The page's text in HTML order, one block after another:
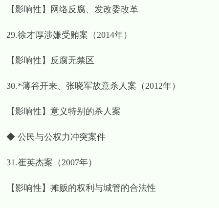
【影响性】网络反腐、发改委改革
29.徐才厚涉嫌受贿案（2014年）
【影响性】反腐无禁区
30.*薄谷开来、张晓军故意杀人案（2012年）
【影响性】意义特别的杀人案
◆ 公民与公权力冲突案件
31.崔英杰案（2007年）
【影响性】摊贩的权利与城管的合法性